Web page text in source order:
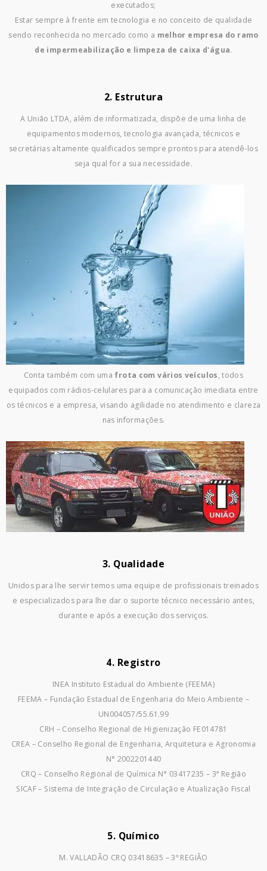
executados;
Estar sempre à frente em tecnologia e no conceito de qualidade
sendo reconhecida no mercado como a melhor empresa do ramo
de impermeabilização e limpeza de caixa d'água.
2. Estrutura
A União LTDA, além de informatizada, dispõe de uma linha de
equipamentos modernos, tecnologia avançada, técnicos e
secretárias altamente qualificados sempre prontos para atendê-los
seja qual for a sua necessidade.
Conta também com uma frota com vários veículos, todos
equipados com rádios-celulares para a comunicação imediata entre
os técnicos e a empresa, visando agilidade no atendimento e clareza
nas informações.
3. Qualidade
Unidos para lhe servir temos uma equipe de profissionais treinados
e especializados para lhe dar o suporte técnico necessário antes,
durante e após a execução dos serviços.
4. Registro
INEA Instituto Estadual do Ambiente (FEEMA)
FEEMA – Fundação Estadual de Engenharia do Meio Ambiente –
UN004057/55.61.99
CRH – Conselho Regional de Higienização FE014781
CREA – Conselho Regional de Engenharia, Arquitetura e Agronomia
N° 2002201440
CRQ – Conselho Regional de Química N° 03417235 – 3ª Região
SICAF – Sistema de Integração de Circulação e Atualização Fiscal
5. Químico
M. VALLADÃO CRQ 03418635 – 3ª REGIÃO